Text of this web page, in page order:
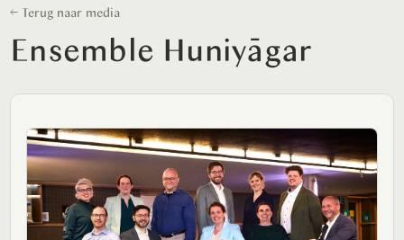
← Terug naar media
Ensemble Huniyāgar